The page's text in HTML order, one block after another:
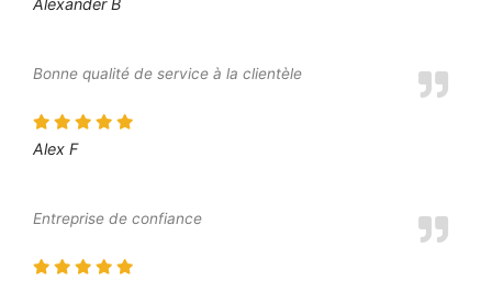
Bonne qualité de service à la clientèle
Alex F
Entreprise de confiance